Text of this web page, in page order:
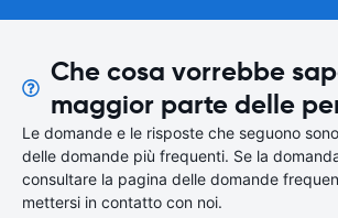
Che cosa vorrebbe
maggior parte delle
Le domande e le risposte che seguono
delle domande più frequenti. Se la
consultare la pagina delle domande
mettersi in contatto con noi.